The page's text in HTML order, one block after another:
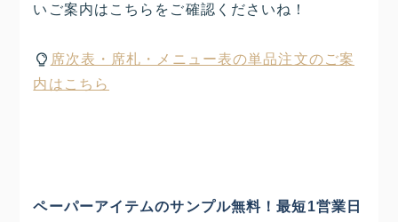
いご案内はこちらをご確認くださいね！
席次表・席札・メニュー表の単品注文のご案
内はこちら
ペーパーアイテムのサンプル無料！最短1営業日